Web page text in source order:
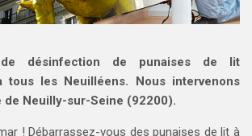
désinfection de punaises de lit
tous les Neuilléens. Nous intervenons
de Neuilly-sur-Seine (92200).
! Débarrassez-vous des punaises de lit à